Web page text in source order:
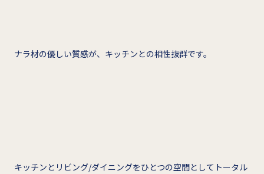
ナラ材の優しい質感が、キッチンとの相性抜群です。
キッチンとリビング/ダイニングをひとつの空間としてトータル